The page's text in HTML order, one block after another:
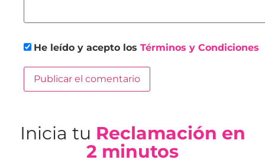
He leído y acepto los Términos y Condiciones
Inicia tu Reclamación en
2 minutos